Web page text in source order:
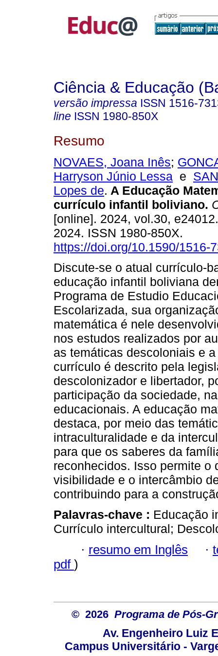
Ciência & Educação
versão impressa ISSN 1516-
line ISSN 1980-850X
Resumo
NOVAES, Joana Inês;
Harryson Júnio Lessa e
Lopes de. A Educação
currículo infantil boliviano.
[online]. 2024, vol.30,
2024. ISSN 1980-850X.
https://doi.org/10.1590/1516-
Discute-se o atual currículo-
educação infantil boliviana
Programa de Estudio
Escolarizada, sua
matemática é nele
nos estudos realizados por
as temáticas descoloniais e
currículo é descrito pela
descolonizador e libertador,
participação da sociedade,
educacionais. A educação
destaca, por meio das
intraculturalidade e da
para que os saberes da
reconhecidos. Isso permite o
visibilidade e o intercâmbio
contribuindo para a
Palavras-chave : Educação
Currículo intercultural;
· resumo em Inglês ·
pdf )
© 2026 Programa de Pós-
Av. Engenheiro Luiz
Campus Universitário -